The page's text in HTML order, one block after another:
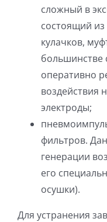
сложный в
состоящий
кулачков,
большинстве
оперативно
воздействия
электроды;
фильтров.
генерации
его
осушки).
Для устранения